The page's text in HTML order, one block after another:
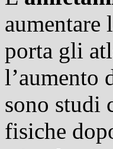
aumentare
porta gli
l’aumento
sono studi
fisiche